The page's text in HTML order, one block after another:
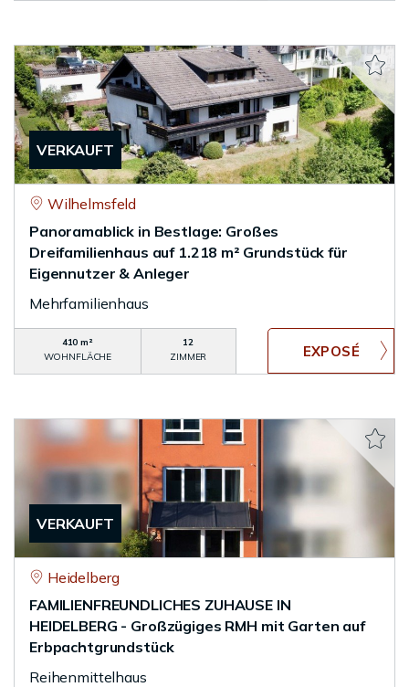
VERKAUFT
Wilhelmsfeld
Panoramablick in Bestlage: Großes
Dreifamilienhaus auf 1.218 m² Grundstück für
Eigennutzer & Anleger
Mehrfamilienhaus
410 m²
WOHNFLÄCHE
12
ZIMMER
VERKAUFT
Heidelberg
FAMILIENFREUNDLICHES ZUHAUSE IN
HEIDELBERG - Großzügiges RMH mit Garten auf
Erbpachtgrundstück
Reihenmittelhaus